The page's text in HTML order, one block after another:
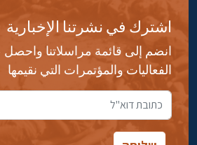
اشترك في نشرتنا الإخبارية
انضم إلى قائمة مراسلاتنا
الفعاليات والمؤتمرات التي نقيمها